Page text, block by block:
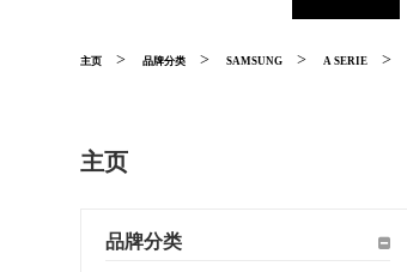
主页 品牌分类 SAMSUNG A SERIE
主页
品牌分类